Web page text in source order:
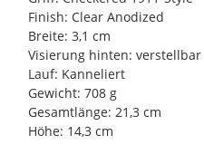
Finish: Clear Anodized
Breite: 3,1 cm
Visierung hinten: verstellbar
Lauf: Kanneliert
Gewicht: 708 g
Gesamtlänge: 21,3 cm
Höhe: 14,3 cm